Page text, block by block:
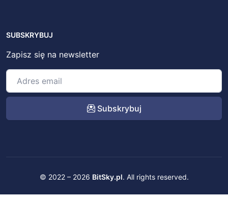
SUBSKRYBUJ
Zapisz się na newsletter
Subskrybuj
© 2022 – 2026 BitSky.pl. All rights reserved.